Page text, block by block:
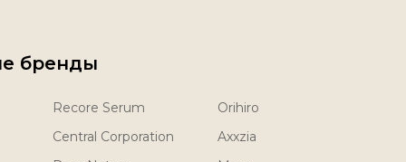
бренды
Recore Serum
Central Corporation
Orihiro
Axxzia